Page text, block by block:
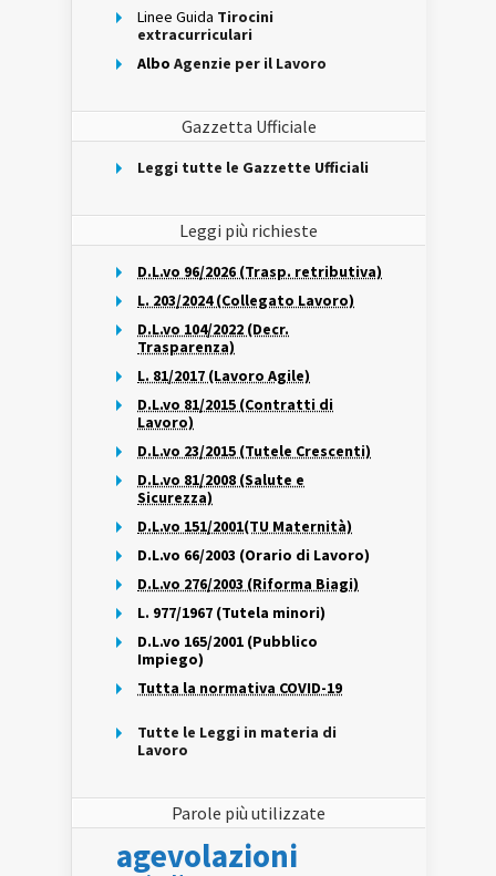
Linee Guida Tirocini
extracurriculari
Albo Agenzie per il Lavoro
Gazzetta Ufficiale
Leggi tutte le Gazzette Ufficiali
Leggi più richieste
D.L.vo 96/2026 (Trasp. retributiva)
L. 203/2024 (Collegato Lavoro)
D.L.vo 104/2022 (Decr.
Trasparenza)
L. 81/2017 (Lavoro Agile)
D.L.vo 81/2015 (Contratti di
Lavoro)
D.L.vo 23/2015 (Tutele Crescenti)
D.L.vo 81/2008 (Salute e
Sicurezza)
D.L.vo 151/2001(TU Maternità)
D.L.vo 66/2003 (Orario di Lavoro)
D.L.vo 276/2003 (Riforma Biagi)
L. 977/1967 (Tutela minori)
D.L.vo 165/2001 (Pubblico
Impiego)
Tutta la normativa COVID-19
Tutte le Leggi in materia di
Lavoro
Parole più utilizzate
agevolazioni